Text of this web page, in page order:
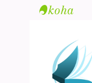
Agamenon